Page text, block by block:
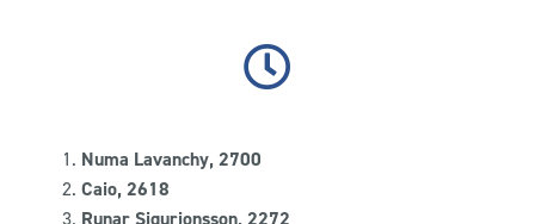
Numa Lavanchy, 2700
Caio, 2618
Runar Sigurjonsson, 2272